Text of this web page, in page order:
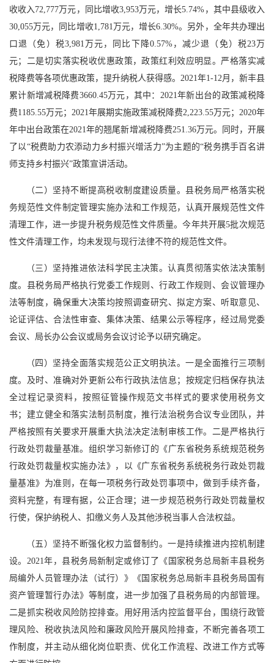
收收入72,777万元，同比增收3,953万元，增长5.74%，其中县级收入
30,055万元，同比增收1,781万元，增长6.30%。另外，全年共办理出
口退（免）税3,981万元，同比下降0.57%，减少退（免）税23万
元；二是切实落实税收优惠政策，政策红利效应明显。严格落实减
税降费等各项优惠政策，提升纳税人获得感。2021年1-12月，新丰县
累计新增减税降费3660.45万元，其中：2021年新出台的政策减税降
费1185.55万元；2021年展期实施政策减税降费2,223.55万元；2020年
年中出台政策在2021年的翘尾新增减税降费251.36万元。同时，开展
了以“税费助力农添动力乡村振兴增活力”为主题的“税务携手百名讲
师支持乡村振兴”政策宣讲活动。
（二）坚持不断提高税收制度建设质量。县税务局严格落实税
务规范性文件制定管理实施办法和工作规范，认真开展规范性文件
清理工作，进一步提升税务规范性文件质量。今年共开展5批次规范
性文件清理工作，均未发现与现行法律不符的规范性文件。
（三）坚持推进依法科学民主决策。认真贯彻落实依法决策制
度。县税务局严格执行党委工作规则、行政工作规则、会议管理办
法等制度，确保重大决策均按照调查研究、拟定方案、听取意见、
论证评估、合法性审查、集体决策、结果公示等程序，经过局党委
会议、局长办公会议或局务会议讨论予以研究确定。
（四）坚持全面落实规范公正文明执法。一是全面推行三项制
度。及时、准确对外更新公布行政执法信息；按规定归档保存执法
全过程记录资料，按照征管操作规范文书样式的要求使用税务文
书；建立健全和落实法制员制度，推行法治税务合议专业团队，并
严格按照有关要求开展重大执法决定法制审核工作。二是严格执行
行政处罚裁量基准。组织学习新修订的《广东省税务系统规范税务
行政处罚裁量权实施办法》，以《广东省税务系统税务行政处罚裁
量基准》为准则，在每一项税务行政处罚事项中，做到手续齐备，
资料完整，有理有据，公正合理；进一步规范税务行政处罚裁量权
行使，保护纳税人、扣缴义务人及其他涉税当事人合法权益。
（五）坚持不断强化权力监督制约。一是持续推进内控机制建
设。2021年，县税务局新制定或修订了《国家税务总局新丰县税务
局编外人员管理办法（试行）》《国家税务总局新丰县税务局国有
资产管理暂行办法》等制度，进一步加强了县税务局的内部管理。
二是抓实税收风险防控排查。用好用活内控监督平台，围绕行政管
理风险、税收执法风险和廉政风险开展风险排查，不断完善各项工
作制度，并主动从细化岗位职责、优化工作流程、改进工作方式等